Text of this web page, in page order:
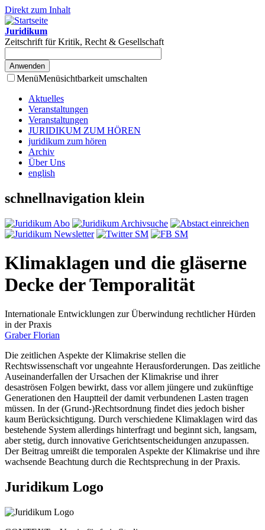
Direkt zum Inhalt
Juridikum
Zeitschrift für Kritik, Recht & Gesellschaft
MenüMenüsichtbarkeit umschalten
Aktuelles
Veranstaltungen
Veranstaltungen
JURIDIKUM ZUM HÖREN
juridikum zum hören
Archiv
Über Uns
english
schnellnavigation klein
Klimaklagen und die gläserne
Decke der Temporalität
Internationale Entwicklungen zur Überwindung rechtlicher Hürden
in der Praxis
Graber Florian
Die zeitlichen Aspekte der Klimakrise stellen die
Rechtswissenschaft vor ungeahnte Herausforderungen. Das zeitliche
Auseinanderfallen der Ursachen der Klimakrise und ihrer
desaströsen Folgen bewirkt, dass vor allem jüngere und zukünftige
Generationen den Hauptteil der damit verbundenen Lasten tragen
müssen. In der (Grund-)Rechtsordnung findet dies jedoch bisher
kaum Berücksichtigung. Durch verschiedene Klimaklagen wird das
bestehende System allerdings hinterfragt und beginnt sich, langsam,
aber stetig, durch innovative Gerichtsentscheidungen anzupassen.
Der Beitrag umreißt die temporalen Aspekte der Klimakrise und ihre
wachsende Beachtung durch die Rechtsprechung in der Praxis.
Juridikum Logo